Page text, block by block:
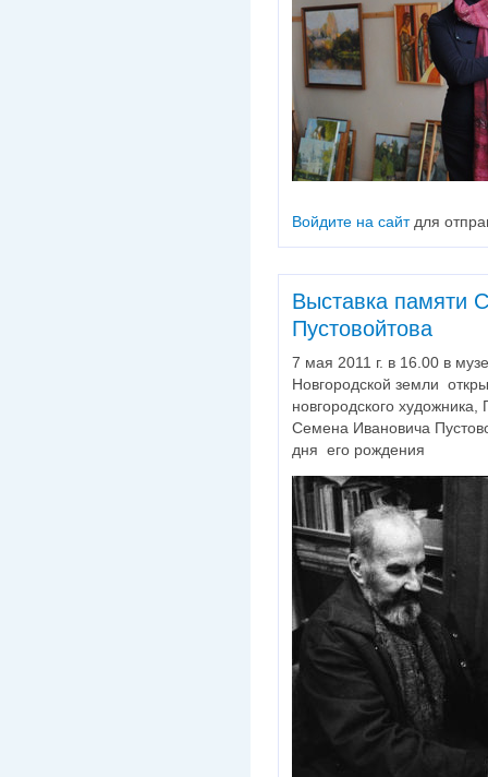
Войдите на сайтдля
Выставка памяти
Пустовойтова
7 мая 2011 г. в 16.00 в
Новгородской земли
новгородского
Семена Ивановича
дня его рождения